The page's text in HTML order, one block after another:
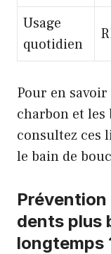
Usage
quotidien
Pour en
charbon et les
consultez ces
le bain de
dents plus
longtemps